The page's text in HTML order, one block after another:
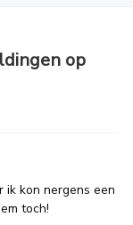
op
ik kon nergens een
toch!